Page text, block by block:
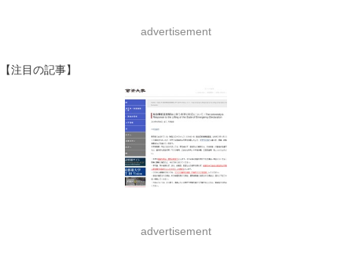
advertisement
【注目の記事】
advertisement